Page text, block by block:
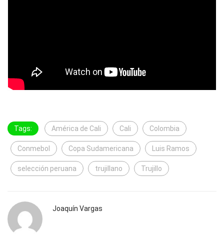
Tags: América de Cali Cali Colombia
Conmebol Copa Sudamericana Luis Ramos
selección peruana trujillano Trujillo
Joaquín Vargas